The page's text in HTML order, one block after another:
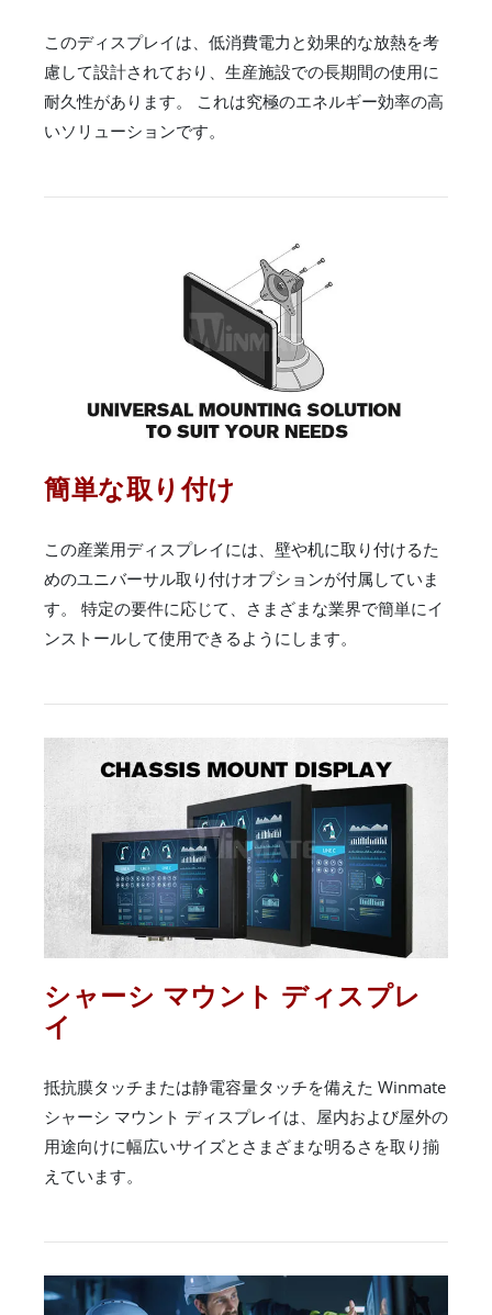
このディスプレイは、低消費電力と効果的な放熱を考
慮して設計されており、生産施設での長期間の使用に
耐久性があります。 これは究極のエネルギー効率の高
いソリューションです。
簡単な取り付け
この産業用ディスプレイには、壁や机に取り付けるた
めのユニバーサル取り付けオプションが付属していま
す。 特定の要件に応じて、さまざまな業界で簡単にイ
ンストールして使用できるようにします。
シャーシ マウント ディスプレ
イ
抵抗膜タッチまたは静電容量タッチを備えた Winmate
シャーシ マウント ディスプレイは、屋内および屋外の
用途向けに幅広いサイズとさまざまな明るさを取り揃
えています。